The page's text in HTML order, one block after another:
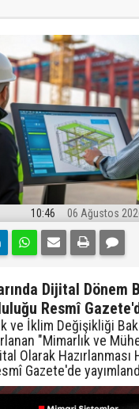
10:46 06 Ağustos
Dijital Dönem
Resmî
ve İklim Değişikliği
"Mimarlık ve
Olarak Hazırlanması
Gazete'de